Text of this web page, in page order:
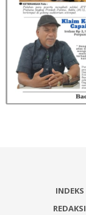
INDEKS
REDAKSI